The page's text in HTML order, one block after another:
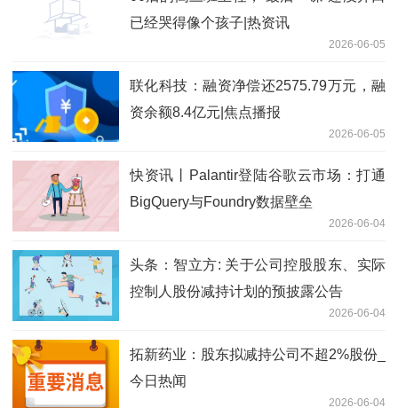
已经哭得像个孩子|热资讯
2026-06-05
联化科技：融资净偿还2575.79万元，融
资余额8.4亿元|焦点播报
2026-06-05
快资讯丨Palantir登陆谷歌云市场：打通
BigQuery与Foundry数据壁垒
2026-06-04
头条：智立方: 关于公司控股股东、实际
控制人股份减持计划的预披露公告
2026-06-04
拓新药业：股东拟减持公司不超2%股份_
今日热闻
2026-06-04